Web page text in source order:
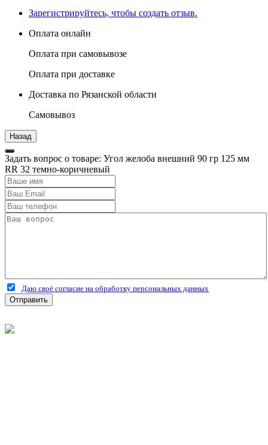
Зарегистрируйтесь, чтобы создать отзыв.
Оплата онлайн
Оплата при самовывозе
Оплата при доставке
Доставка по Рязанской области
Самовывоз
Задать вопрос о товаре: Угол желоба внешний 90 гр 125 мм
RR 32 темно-коричневый
Даю своё согласие на обработку персональных данных
Отправить